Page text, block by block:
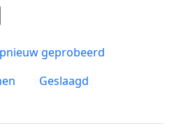
geprobeerd
Geslaagd